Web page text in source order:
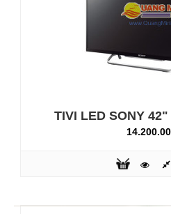
TIVI LED SONY
TIVI LED SONY